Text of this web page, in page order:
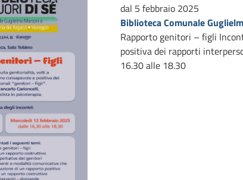
dal 5 febbraio 2025
Biblioteca Comunale
Rapporto genitori – figli
positiva dei rapporti
16.30 alle 18.30